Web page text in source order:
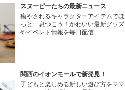
スヌーピーたちの最新ニュース
癒やされるキャラクターアイテムでほ
っと一息つこう！かわいい最新グッズ
やイベント情報を毎日配信
関西のイオンモールで新発見！
子どもと楽しめる新しい遊び方をママ